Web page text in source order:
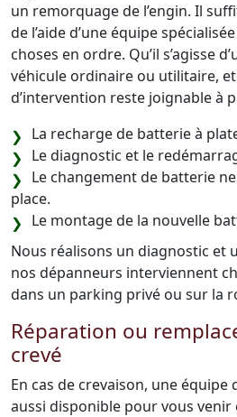
un remorquage de l’engin. Il
de l’aide d’une équipe
choses en ordre. Qu’il s’agisse
véhicule ordinaire ou utilitaire,
d’intervention reste joignable à
La recharge de batterie à
Le diagnostic et le
Le changement de batterie
place.
Le montage de la nouvelle
Nous réalisons un diagnostic et
nos dépanneurs interviennent
dans un parking privé ou sur la
Réparation ou
crevé
En cas de crevaison, une équipe
aussi disponible pour vous venir